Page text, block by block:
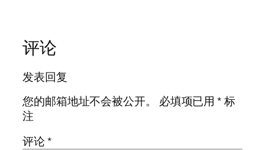
评论
发表回复
您的邮箱地址不会被公开。
必填项已用*标
注
评论*